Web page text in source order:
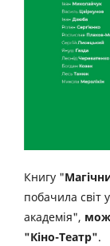
Книгу "
побачила світ
академія",
"Кіно-Театр".